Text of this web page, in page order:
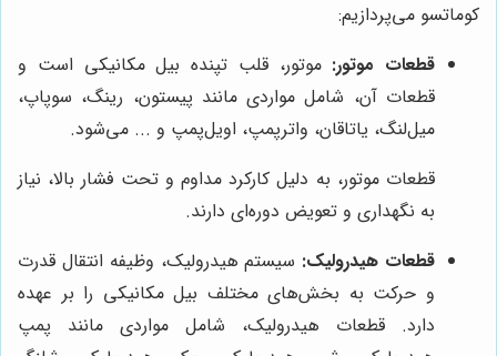
کوماتسو می‌پردازیم:
قطعات موتور: موتور، قلب تپنده بیل مکانیکی است و
قطعات آن، شامل مواردی مانند پیستون، رینگ، سوپاپ،
میل‌لنگ، یاتاقان، واترپمپ، اویل‌پمپ و ... می‌شود.
قطعات موتور، به دلیل کارکرد مداوم و تحت فشار بالا، نیاز
به نگهداری و تعویض دوره‌ای دارند.
قطعات هیدرولیک: سیستم هیدرولیک، وظیفه انتقال قدرت
و حرکت به بخش‌های مختلف بیل مکانیکی را بر عهده
دارد. قطعات هیدرولیک، شامل مواردی مانند پمپ